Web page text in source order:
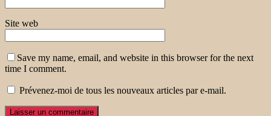
Site web
Save my name, email, and website in this browser for the next
time I comment.
Prévenez-moi de tous les nouveaux articles par e-mail.